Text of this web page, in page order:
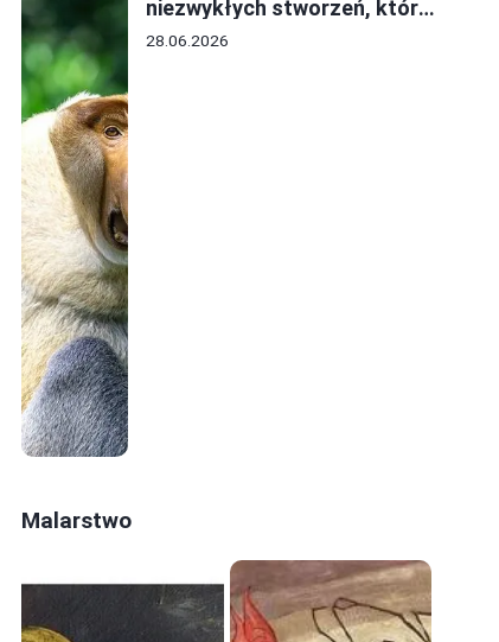
niezwykłych stworzeń, które
zaskoczą każdego
28.06.2026
Malarstwo